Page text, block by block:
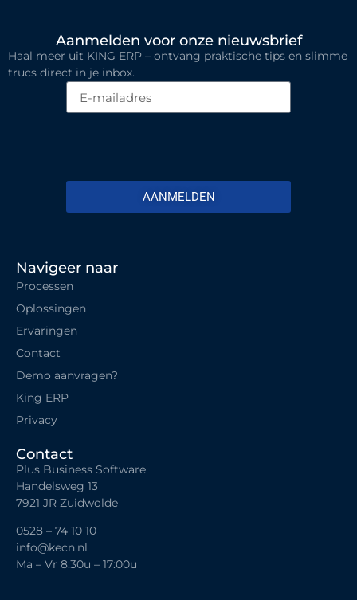
Aanmelden voor onze nieuwsbrief
Haal meer uit KING ERP – ontvang praktische tips en slimme
trucs direct in je inbox.
AANMELDEN
Navigeer naar
Processen
Oplossingen
Ervaringen
Contact
Demo aanvragen?
King ERP
Privacy
Contact
Plus Business Software
Handelsweg 13
7921 JR Zuidwolde
0528 – 74 10 10
info@kecn.nl
Ma – Vr 8:30u – 17:00u